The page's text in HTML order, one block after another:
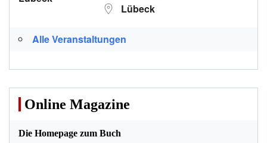
Lübeck
Alle Veranstaltungen
Online Magazine
Die Homepage zum Buch